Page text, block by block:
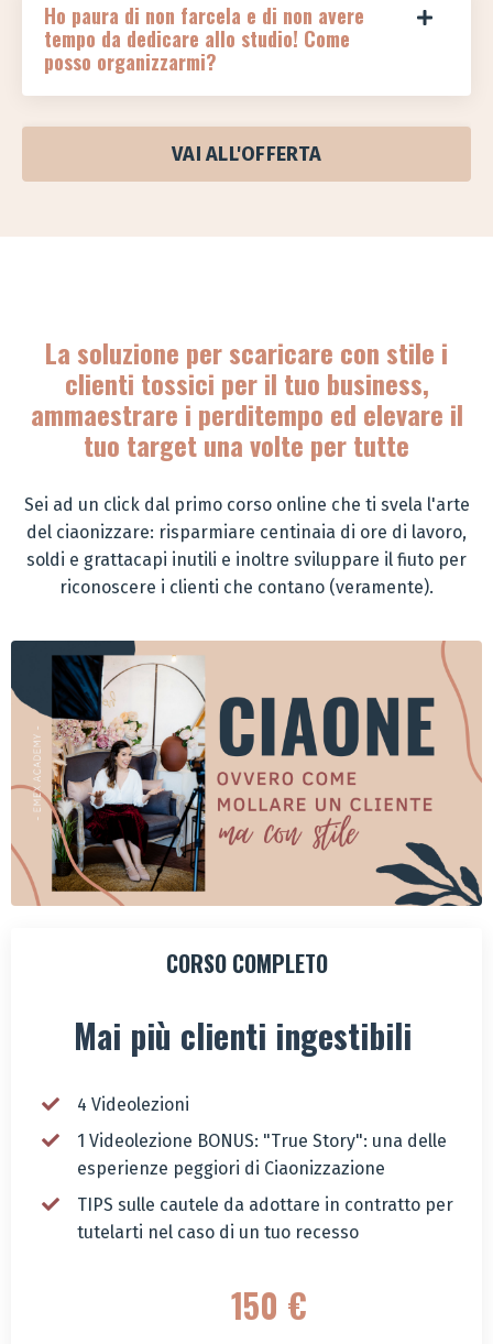
Ho paura di non farcela e di non avere
tempo da dedicare allo studio! Come
posso organizzarmi?
VAI ALL'OFFERTA
La soluzione per scaricare con stile i
clienti tossici per il tuo business,
ammaestrare i perditempo ed elevare il
tuo target una volte per tutte
Sei ad un click dal primo corso online che ti svela l'arte
del ciaonizzare: risparmiare centinaia di ore di lavoro,
soldi e grattacapi inutili e inoltre sviluppare il fiuto per
riconoscere i clienti che contano (veramente).
CORSO COMPLETO
Mai più clienti ingestibili
4 Videolezioni
1 Videolezione BONUS: "True Story": una delle
esperienze peggiori di Ciaonizzazione
TIPS sulle cautele da adottare in contratto per
tutelarti nel caso di un tuo recesso
150 €